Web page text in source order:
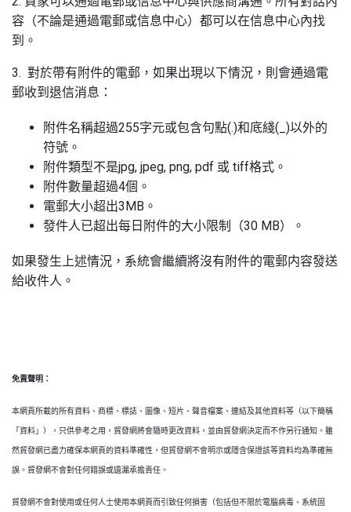
容（不論是通過電郵或信息中心）都可以在信息中心內找
到。
3. 對於帶有附件的電郵，如果出現以下情況，則會通過電
郵收到退信消息：
附件名稱超過255字元或包含句點(.)和底綫(_)以外的
符號。
附件類型不是jpg, jpeg, png, pdf 或 tiff格式。
附件數量超過4個。
電郵大小超出3MB。
發件人已超出每日附件的大小限制（30 MB）。
如果發生上述情況，系統會繼續將沒有附件的電郵内容發送
給收件人。
免責聲明：
本網頁所載的所有資料、商標、標誌、圖像、短片、聲音檔案、連結及其他資料等（以下簡稱
「資料」），只供參考之用，貿發網將會隨時更改資料，並由貿發網決定而不作另行通知。雖
然貿發網已盡力確保本網頁的資料準確性，但貿發網不會明示或隱含保證該等資料均為準確無
誤。貿發網不會對任何錯誤或遺漏承擔責任。
貿發網不會對使用或任何人士使用本網頁而引致任何損害（包括但不限於電腦病毒、系統固